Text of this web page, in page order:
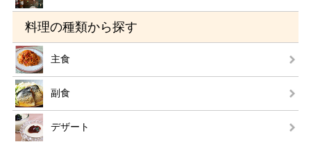
料理の種類から探す
主食
副食
デザート